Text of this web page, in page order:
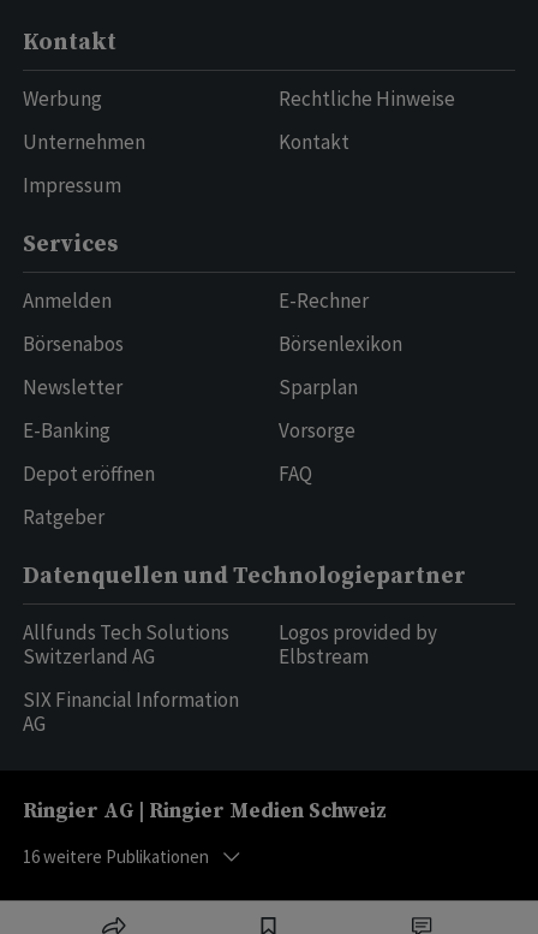
Kontakt
Werbung
Unternehmen
Impressum
Rechtliche Hinweise
Kontakt
Services
Anmelden
Börsenabos
Newsletter
E-Banking
Depot eröffnen
Ratgeber
E-Rechner
Börsenlexikon
Sparplan
Vorsorge
FAQ
Datenquellen und Technologiepartner
Allfunds Tech Solutions
Switzerland AG
SIX Financial Information
AG
Logos provided by
Elbstream
Ringier AG | Ringier Medien Schweiz
16weitere Publikationen